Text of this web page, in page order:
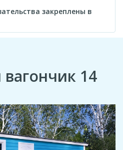
закреплены в
14